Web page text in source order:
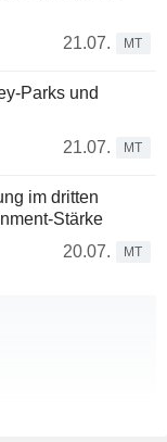
21.07.
MT
Parks und
21.07.
MT
im dritten
Stärke
20.07.
MT